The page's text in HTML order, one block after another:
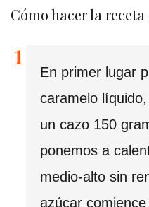
Cómo hacer la
En primer lugar
caramelo
un cazo 150
ponemos a
medio-alto sin
azúcar